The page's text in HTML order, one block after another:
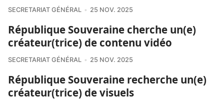
SECRETARIAT GÉNÉRAL 25 NOV. 2025
République Souveraine cherche un(e)
créateur(trice) de contenu vidéo
SECRETARIAT GÉNÉRAL 25 NOV. 2025
République Souveraine recherche un(e)
créateur(trice) de visuels